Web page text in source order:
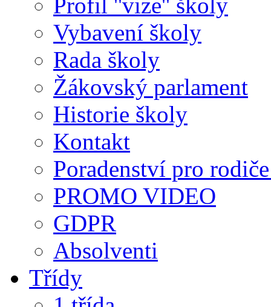
Profil ''vize'' školy
Vybavení školy
Rada školy
Žákovský parlament
Historie školy
Kontakt
Poradenství pro
PROMO VIDEO
GDPR
Absolventi
Třídy